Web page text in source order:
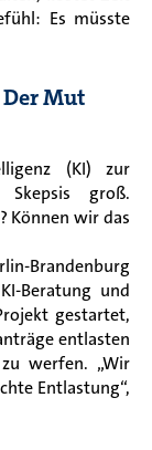
Es müsste
Mut
(KI) zur
groß.
Können wir das
Brandenburg
Beratung und
gestartet,
entlasten
werfen. „Wir
Entlastung“,